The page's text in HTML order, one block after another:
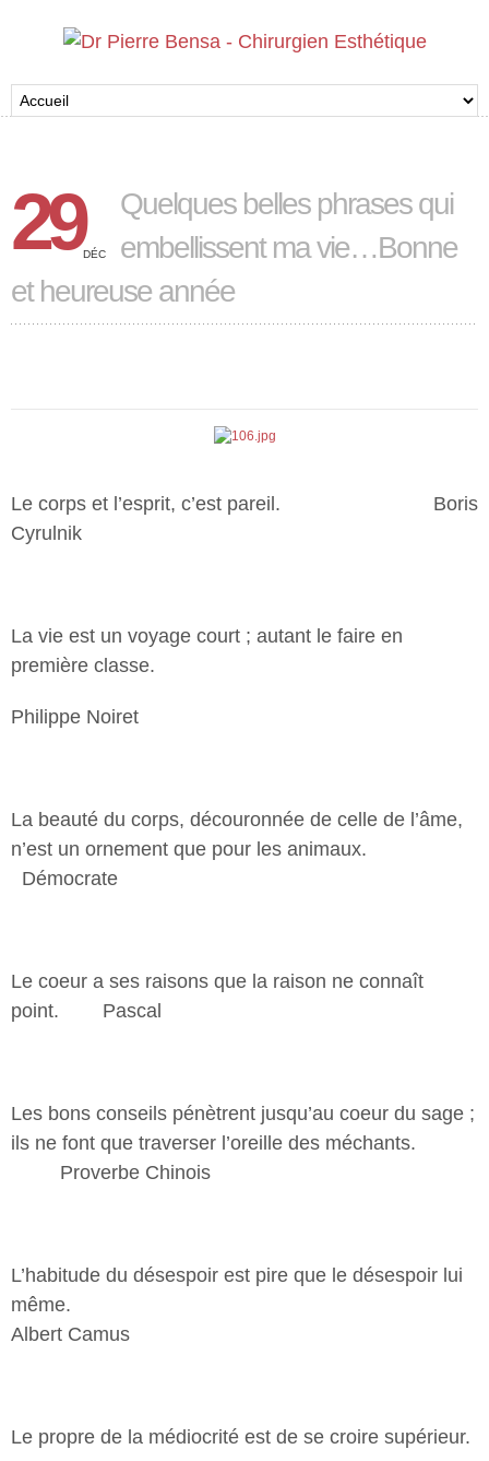
29DÉC
Quelques belles phrases qui
embellissent ma vie…Bonne
et heureuse année
Le corps et l’esprit, c’est pareil. Boris
Cyrulnik
La vie est un voyage court ; autant le faire en
première classe.
Philippe Noiret
La beauté du corps, découronnée de celle de l’âme,
n’est un ornement que pour les animaux.
Démocrate
Le coeur a ses raisons que la raison ne connaît
point. Pascal
Les bons conseils pénètrent jusqu’au coeur du sage ;
ils ne font que traverser l’oreille des méchants.
Proverbe Chinois
L’habitude du désespoir est pire que le désespoir lui
Albert Camus
Le propre de la médiocrité est de se croire supérieur.